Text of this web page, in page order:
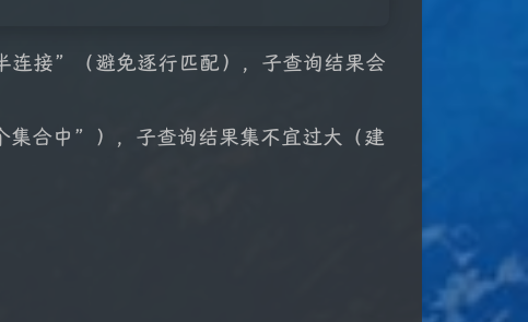
连接”（避免逐行匹配），子查询结果会
合中”），子查询结果集不宜过大（建